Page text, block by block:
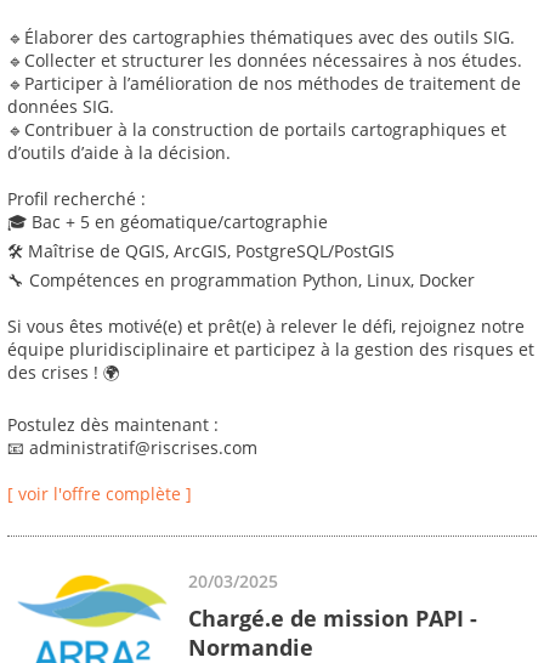
🔹Élaborer des cartographies thématiques avec des outils SIG.
🔹Collecter et structurer les données nécessaires à nos études.
🔹Participer à l’amélioration de nos méthodes de traitement de
données SIG.
🔹Contribuer à la construction de portails cartographiques et
d’outils d’aide à la décision.
Profil recherché :
🎓 Bac + 5 en géomatique/cartographie
🛠 Maîtrise de QGIS, ArcGIS, PostgreSQL/PostGIS
🔧 Compétences en programmation Python, Linux, Docker
Si vous êtes motivé(e) et prêt(e) à relever le défi, rejoignez notre
équipe pluridisciplinaire et participez à la gestion des risques et
des crises ! 🌍
Postulez dès maintenant :
📧 administratif@riscrises.com
[ voir l'offre complète ]
20/03/2025
Chargé.e de mission PAPI -
Normandie